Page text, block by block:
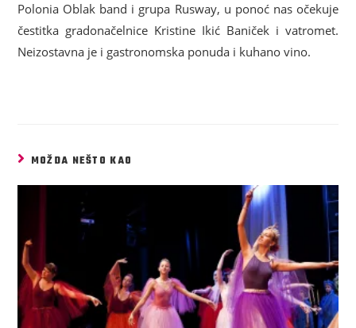
Polonia Oblak band i grupa Rusway, u ponoć nas očekuje
čestitka gradonačelnice Kristine Ikić Baniček i vatromet.
Neizostavna je i gastronomska ponuda i kuhano vino.
MOŽDA NEŠTO KAO